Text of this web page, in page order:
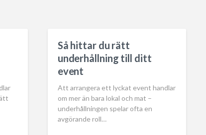
Så hittar du rätt
underhållning till ditt
event
Att arrangera ett lyckat event handlar
om mer än bara lokal och mat –
underhållningen spelar ofta en
avgörande roll…